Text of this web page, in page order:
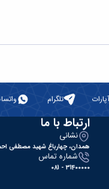
آپارات تلگرام
ارتباط با ما
نشانی
همدان، چهارباغ شهید مصطفی
شماره تماس
31400000 - 081